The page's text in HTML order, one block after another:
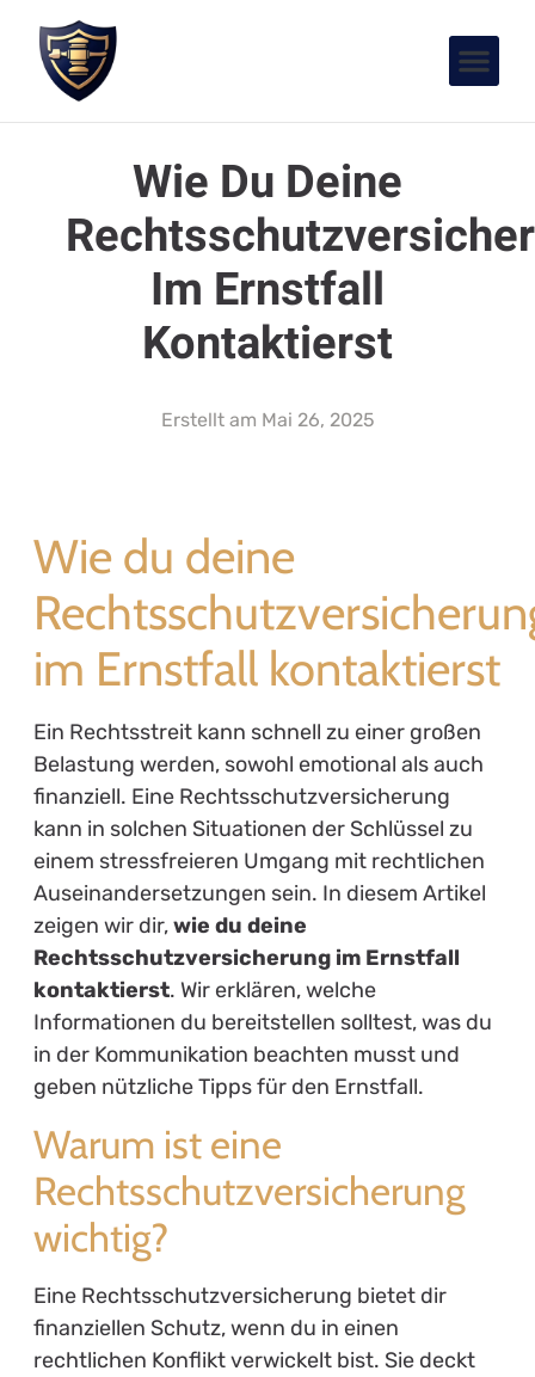
Wie Du Deine
Im Ernstfall
Kontaktierst
Erstellt am Mai 26, 2025
Wie du deine
im Ernstfall kontaktierst
Ein Rechtsstreit kann schnell zu einer großen
Belastung werden, sowohl emotional als auch
finanziell. Eine Rechtsschutzversicherung
kann in solchen Situationen der Schlüssel zu
einem stressfreieren Umgang mit rechtlichen
Auseinandersetzungen sein. In diesem Artikel
zeigen wir dir,wie du deine
Rechtsschutzversicherung im Ernstfall
kontaktierst. Wir erklären, welche
Informationen du bereitstellen solltest, was du
in der Kommunikation beachten musst und
geben nützliche Tipps für den Ernstfall.
Warum ist eine
Rechtsschutzversicherung
wichtig?
Eine Rechtsschutzversicherung bietet dir
finanziellen Schutz, wenn du in einen
rechtlichen Konflikt verwickelt bist. Sie deckt